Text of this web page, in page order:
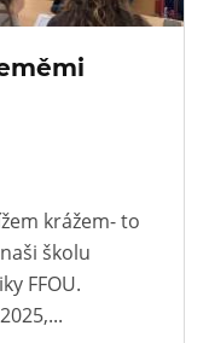
krážem- to
školu
FFOU.